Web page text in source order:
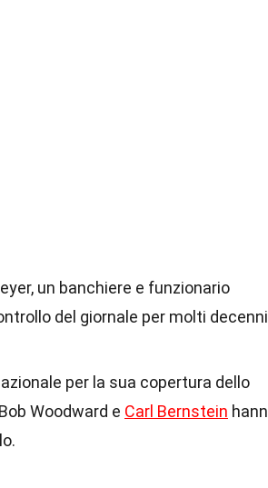
un banchiere e funzionario
del giornale per molti
per la sua copertura dello
Woodward e Carl Bernstein